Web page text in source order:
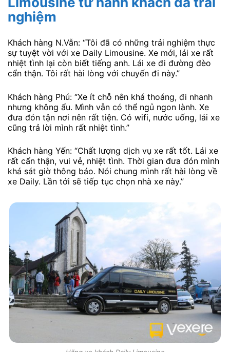
nghiệm
Khách hàng N.Vẫn: “Tôi đã có những trải nghiệm thực
sự tuyệt vời với xe Daily Limousine. Xe mới, lái xe rất
nhiệt tình lại còn biết tiếng anh. Lái xe đi đường đèo
cẩn thận. Tôi rất hài lòng với chuyến đi này.”
Khách hàng Phú: “Xe ít chỗ nên khá thoáng, đi nhanh
nhưng không ẩu. Mình vẫn có thể ngủ ngon lành. Xe
đưa đón tận nơi nên rất tiện. Có wifi, nước uống, lái xe
cũng trả lời mình rất nhiệt tình.”
Khách hàng Yến: “Chất lượng dịch vụ xe rất tốt. Lái xe
rất cẩn thận, vui vẻ, nhiệt tình. Thời gian đưa đón mình
khá sát giờ thông báo. Nói chung mình rất hài lòng về
xe Daily. Lần tới sẽ tiếp tục chọn nhà xe này.”